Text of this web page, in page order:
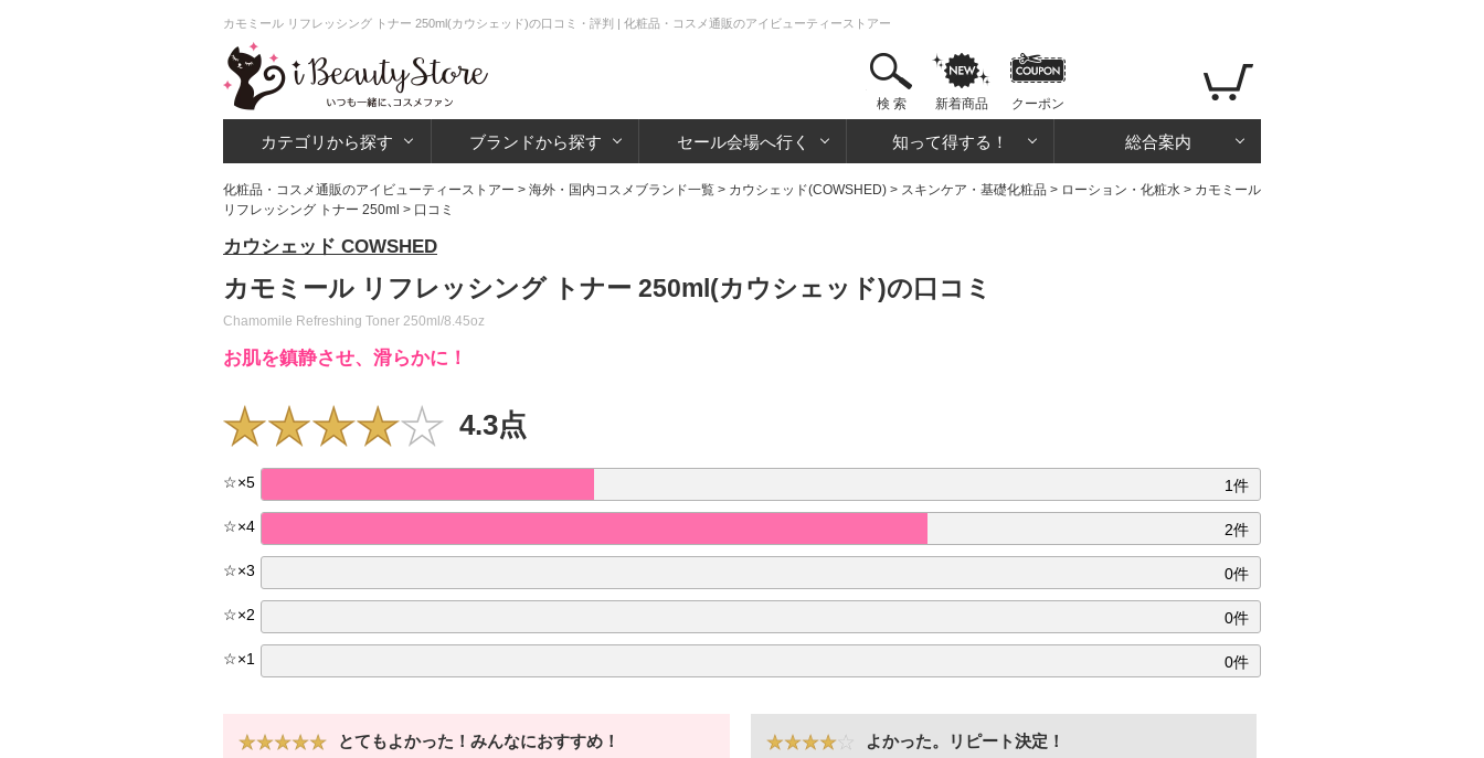
カモミール リフレッシング トナー 250ml(カウシェッド)の口コミ・評判 | 化粧品・コスメ通販のアイビューティーストアー
検 索 新着商品 クーポン
カテゴリから探す ブランドから探す セール会場へ行く 知って得する！ 総合案内
化粧品・コスメ通販のアイビューティーストアー > 海外・国内コスメブランド一覧 > カウシェッド(COWSHED) > スキンケア・基礎化粧品 > ローション・化粧水 > カモミール
リフレッシング トナー 250ml > 口コミ
カウシェッド COWSHED
カモミール リフレッシング トナー 250ml(カウシェッド)の口コミ
Chamomile Refreshing Toner 250ml/8.45oz
お肌を鎮静させ、滑らかに！
4.3点
☆×5 1件
☆×4 2件
☆×3 0件
☆×2 0件
☆×1 0件
とてもよかった！みんなにおすすめ！ よかった。リピート決定！